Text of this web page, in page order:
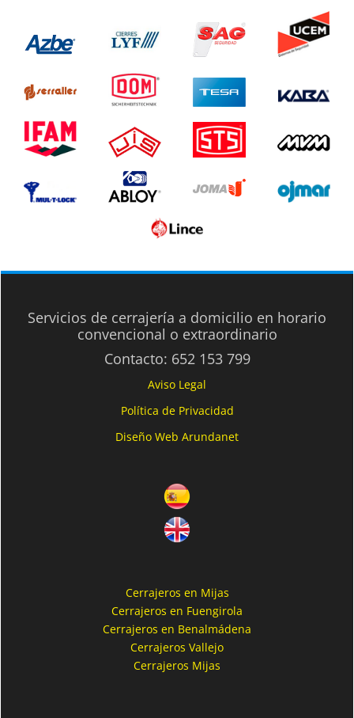
Servicios de cerrajería a domicilio en horario
convencional o extraordinario
Contacto: 652 153 799
Aviso Legal
Política de Privacidad
Diseño Web Arundanet
Cerrajeros en Mijas
Cerrajeros en Fuengirola
Cerrajeros en Benalmádena
Cerrajeros Vallejo
Cerrajeros Mijas